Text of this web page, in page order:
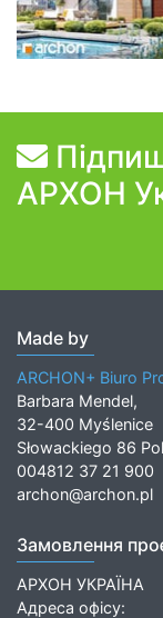
АРХОН
Made by
ARCHON+ Biuro
Barbara Mendel,
32-400 Myślenice
Słowackiego 86
004812 37 21 900
archon@archon.pl
Замовлення
АРХОН УКРАЇНА
Адреса офісу: